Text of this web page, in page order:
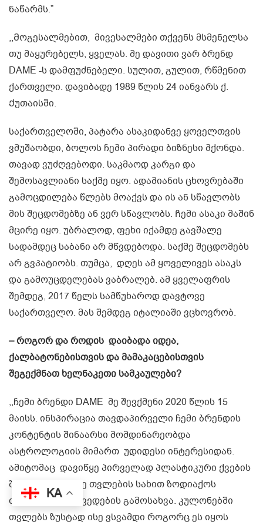
ნაწარმს.”
,,Მოგესალმებით, მივესალმები თქვენს მსმენელსა
თუ მაყურებელს, ყველას. მე დავითი ვარ ბრენდ
DAME -ს დამფუძნებელი. სულით, გულით, რწმენით
ქართველი. დავიბადე 1989 წლის 24 იანვარს ქ.
Ქუთაისში.
საქართველოში, პატარა ასაკიდანვე ყოველთვის
ვმუშაობდი, ბოლოს ჩემი პირადი ბიზნესი მქონდა.
თავად ვუძღვებოდი. საკმაოდ კარგი და
შემოსავლიანი საქმე იყო. ადამიანის ცხოვრებაში
გამოცდილება წლებს მოაქვს და ის ან სწავლობს
მის შეცდომებზე ან ვერ სწავლობს. Ჩემი ასაკი მაშინ
მცირე იყო. უბრალოდ, ფეხი იქამდე გავშალე
სადამდეც საბანი არ მწვდებოდა. საქმე შეცდომებს
არ გვპატიობს. თუმცა, დღეს ამ ყოველივეს ასაკს
და გამოუცდელებას ვაბრალებ. ამ ყველაფრის
შემდეგ, 2017 წელს სამწუხაროდ დავტოვე
საქართველო. მას შემდეგ იტალიაში ვცხოვრობ.
– როგორ და როდის დაიბადა იდეა,
ქალბატონებისთვის და მამაკაცებისთვის
შეგექმნათ ხელნაკეთი სამკაულები?
,,ჩემი ბრენდი DAME მე შევქმენი 2020 წლის 15
მაისს. ინსპირაცია თავდაპირველი ჩემი ბრენდის
კონტენტის შინაარსი მომდინარეობდა
ასტროლოგიის მიმართ უდიდესი ინტერესიდან.
ამიტომაც დავიწყე პირველად პლასტიკური ქვების
შექმნა და მათზე თვლების სახით ზოდიაქოს
თანავარსკვლავედების გამოსახვა. კულონებში
თვლებს ზუსტად ისე ვსვამდი როგორც ეს იყოს
KA